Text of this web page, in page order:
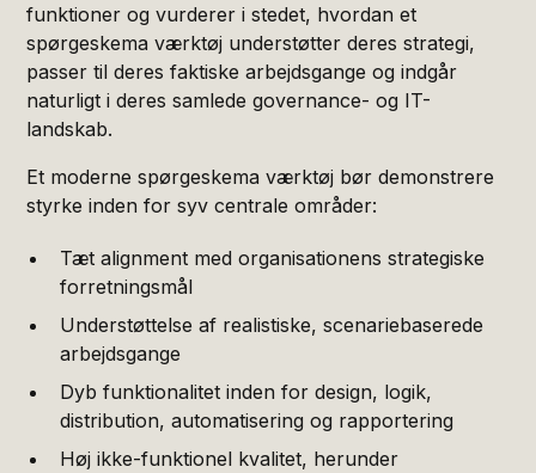
funktioner og vurderer i stedet, hvordan et
spørgeskema værktøj understøtter deres strategi,
passer til deres faktiske arbejdsgange og indgår
naturligt i deres samlede governance- og IT-
landskab.
Et moderne spørgeskema værktøj bør demonstrere
styrke inden for syv centrale områder:
Tæt alignment med organisationens strategiske
forretningsmål
Understøttelse af realistiske, scenariebaserede
arbejdsgange
Dyb funktionalitet inden for design, logik,
distribution, automatisering og rapportering
Høj ikke-funktionel kvalitet, herunder